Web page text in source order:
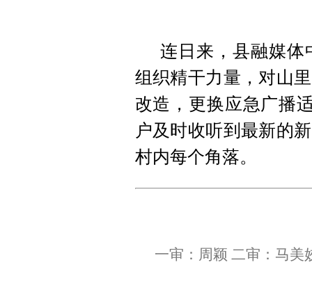
连日来，县融媒体
组织精干力量，对山
改造，更换应急广播
户及时收听到最新的
村内每个角落。
一审：周颖 二审：马美